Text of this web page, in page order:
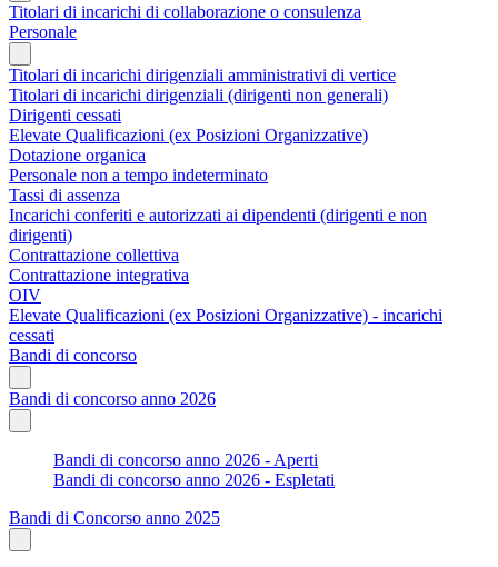
Titolari di incarichi di collaborazione o consulenza
Personale
Titolari di incarichi dirigenziali amministrativi di vertice
Titolari di incarichi dirigenziali (dirigenti non generali)
Dirigenti cessati
Elevate Qualificazioni (ex Posizioni Organizzative)
Dotazione organica
Personale non a tempo indeterminato
Tassi di assenza
Incarichi conferiti e autorizzati ai dipendenti (dirigenti e non
dirigenti)
Contrattazione collettiva
Contrattazione integrativa
OIV
Elevate Qualificazioni (ex Posizioni Organizzative) - incarichi
cessati
Bandi di concorso
Bandi di concorso anno 2026
Bandi di concorso anno 2026 - Aperti
Bandi di concorso anno 2026 - Espletati
Bandi di Concorso anno 2025